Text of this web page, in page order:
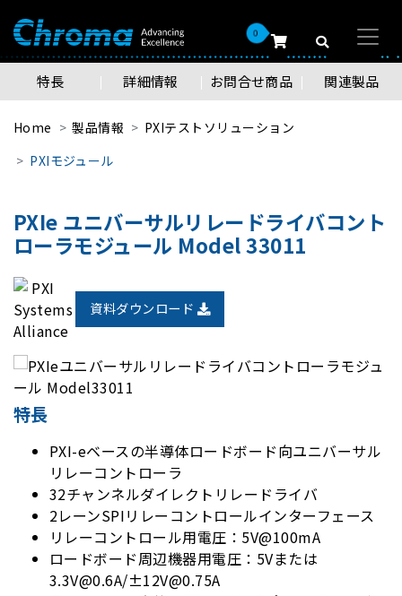
0
特長 詳細情報 お問合せ商品 関連製品
Home 製品情報
PXIテストソリューション
PXIモジュール
PXIe ユニバーサルリレードライバコント
ローラモジュール Model 33011
資料ダウンロード
特長
PXI-eベースの半導体ロードボード向ユニバーサル
リレーコントローラ
32チャンネルダイレクトリレードライバ
2レーンSPIリレーコントロールインターフェース
リレーコントロール用電圧：5V@100mA
ロードボード周辺機器用電圧：5Vまたは
3.3V@0.6A/±12V@0.75A